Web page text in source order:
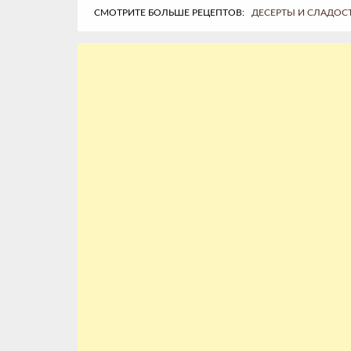
СМОТРИТЕ БОЛЬШЕ РЕЦЕПТОВ: ДЕСЕРТЫ И